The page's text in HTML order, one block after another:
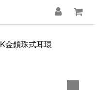
K金鎖珠式耳環